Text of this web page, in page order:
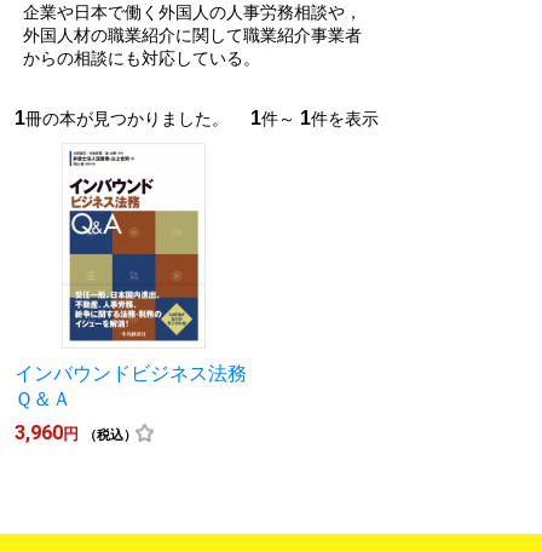
企業や日本で働く外国人の人事労務相談や，
外国人材の職業紹介に関して職業紹介事業者
からの相談にも対応している。
1冊の本が見つかりました。 1件～ 1件を表示
インバウンドビジネス法務
Ｑ＆Ａ
3,960円 （税込）